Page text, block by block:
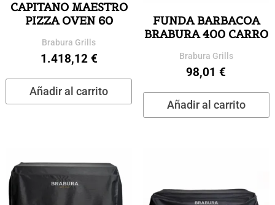
CAPITANO MAESTRO
PIZZA OVEN 60
Brabura Grills
1.418,12 €
Añadir al carrito
FUNDA BARBACOA
BRABURA 400 CARRO
Brabura Grills
98,01€
Añadir al carrito